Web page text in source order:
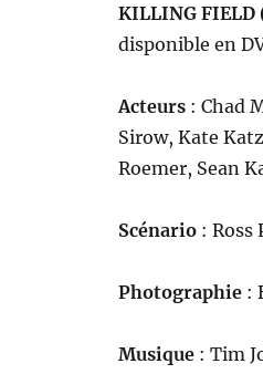
KILLING FIELD
disponible en
Acteurs: Chad
Sirow, Kate
Roemer, Sean
Scénario: Ross
Photographie:
Musique : Tim